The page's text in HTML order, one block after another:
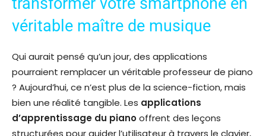
véritable maître de musique
Qui aurait pensé qu’un jour, des applications
pourraient remplacer un véritable professeur de piano
? Aujourd’hui, ce n’est plus de la science-fiction, mais
bien une réalité tangible. Les applications
d’apprentissage du pianooffrent des leçons
structurées pour guider l’utilisateur à travers le clavier,